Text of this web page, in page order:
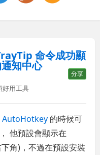
命令成功顯
知中心
分享
好用工具
AutoHotkey 的時候可
他預設會顯示在
角)，不過在預設安裝